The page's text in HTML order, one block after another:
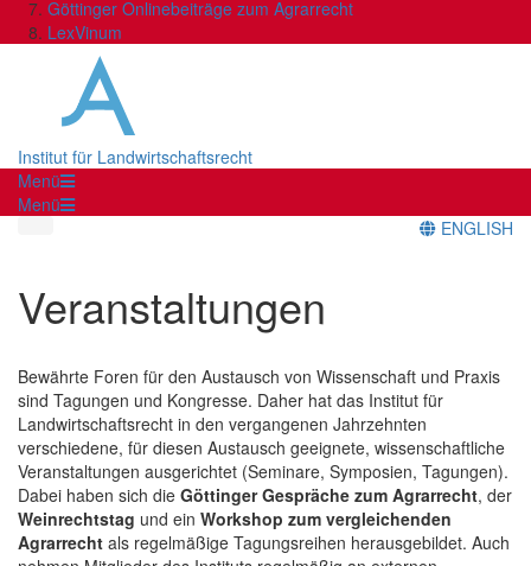
Göttinger Onlinebeiträge zum Agrarrecht
LexVinum
Institut für Landwirtschaftsrecht
Menü
Menü
ENGLISH
Veranstaltungen
Bewährte Foren für den Austausch von Wissenschaft und Praxis
sind Tagungen und Kongresse. Daher hat das Institut für
Landwirtschaftsrecht in den vergangenen Jahrzehnten
verschiedene, für diesen Austausch geeignete, wissenschaftliche
Veranstaltungen ausgerichtet (Seminare, Symposien, Tagungen).
Dabei haben sich die Göttinger Gespräche zum Agrarrecht, der
Weinrechtstag und ein Workshop zum vergleichenden
Agrarrecht als regelmäßige Tagungsreihen herausgebildet. Auch